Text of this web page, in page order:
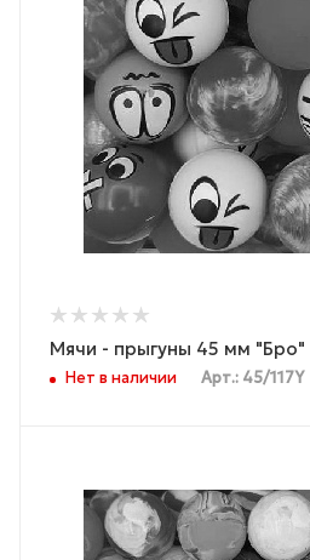
Мячи - прыгуны 45 мм "Бро"
Нет в наличии Арт.: 45/117Y